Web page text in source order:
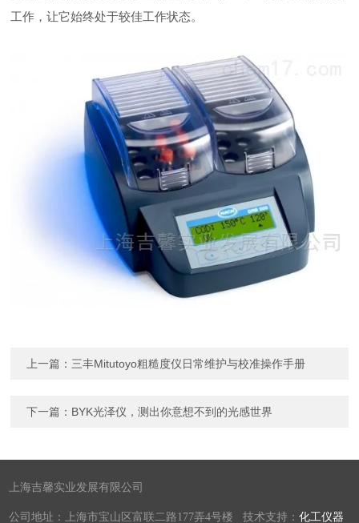
工作，让它始终处于较佳工作状态。
上一篇： 三丰Mitutoyo粗糙度仪日常维护与校准操作手册
下一篇： BYK光泽仪，测出你意想不到的光感世界
上海吉馨实业发展有限公司
公司地址：上海市宝山区富联二路177弄4号楼 技术支持：化工仪器